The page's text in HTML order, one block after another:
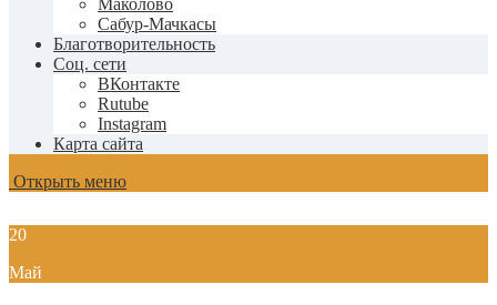
Маколово
Сабур-Мачкасы
Благотворительность
Соц. сети
ВКонтакте
Rutube
Instagram
Карта сайта
Открыть меню
20
Май